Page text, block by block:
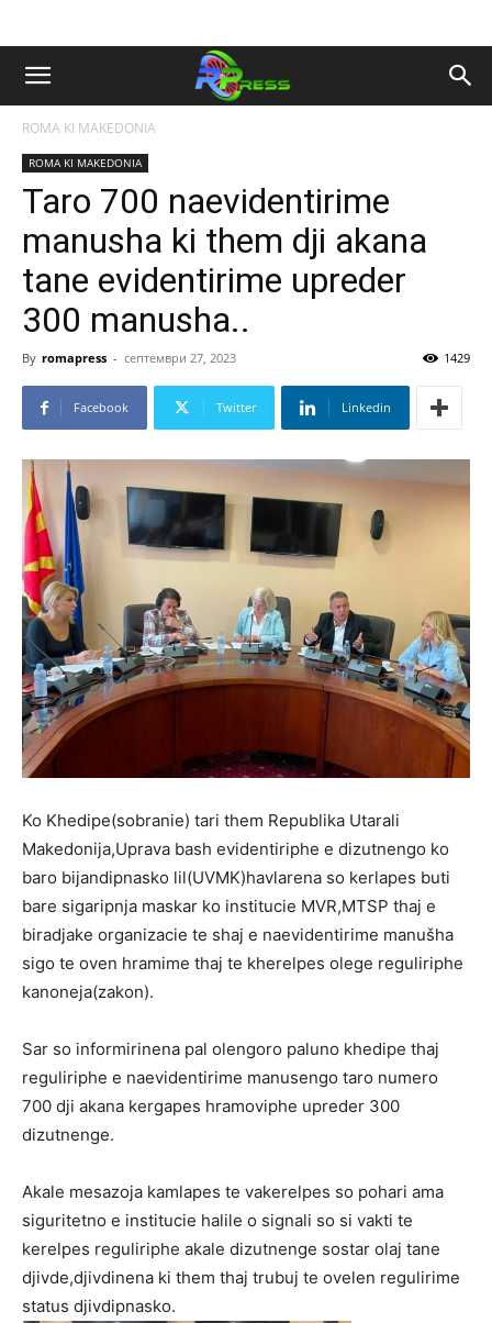
ROMA KI MAKEDONIA
ROMA KI MAKEDONIA
Taro 700 naevidentirime
manusha ki them dji akana
tane evidentirime upreder
300 manusha..
By romapress - септември 27, 2023 1429
Facebook Twitter Linkedin
Ko Khedipe(sobranie) tari them Republika Utarali
Makedonija,Uprava bash evidentiriphe e dizutnengo ko
baro bijandipnasko lil(UVMK)havlarena so kerlapes buti
bare sigaripnja maskar ko institucie MVR,MTSP thaj e
biradjake organizacie te shaj e naevidentirime manušha
sigo te oven hramime thaj te kherelpes olege reguliriphe
kanoneja(zakon).
Sar so informirinena pal olengoro paluno khedipe thaj
reguliriphe e naevidentirime manusengo taro numero
700 dji akana kergapes hramoviphe upreder 300
dizutnenge.
Akale mesazoja kamlapes te vakerelpes so pohari ama
siguritetno e institucie halile o signali so si vakti te
kerelpes reguliriphe akale dizutnenge sostar olaj tane
djivde,djivdinena ki them thaj trubuj te ovelen regulirime
status djivdipnasko.